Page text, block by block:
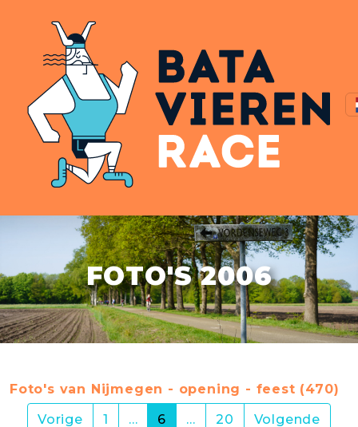
FOTO'S 2006
Foto's van Nijmegen - opening - feest (470)
Vorige
1 … 6 (current)
… 20 Volgende